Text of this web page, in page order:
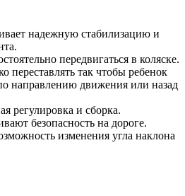
надежную стабилизацию и
передвигаться в коляске.
переставлять так чтобы ребенок
направлению движения или назад
регулировка и сборка.
безопасность на дороге.
изменения угла наклона